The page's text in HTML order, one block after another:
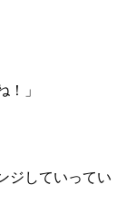
！」
ジしていってい